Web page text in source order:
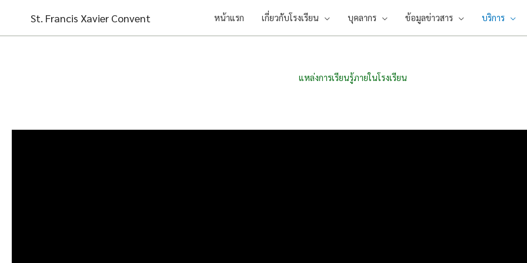
content
St. Francis Xavier Convent หน้าแรก เกี่ยวกับโรงเรียน บุคลากร ข้อมูลข่าวสาร บริการ
แหล่งการเรียนรู้ภายในโรงเรียน